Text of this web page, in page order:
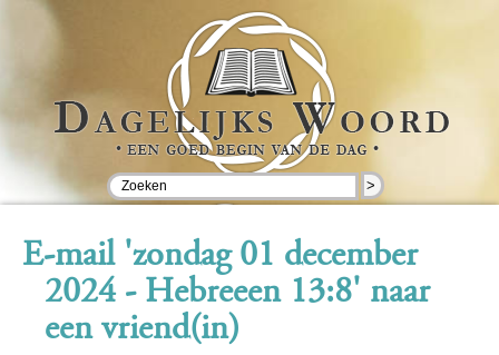
>
E-mail 'zondag 01 december
2024 - Hebreeen 13:8' naar
een vriend(in)